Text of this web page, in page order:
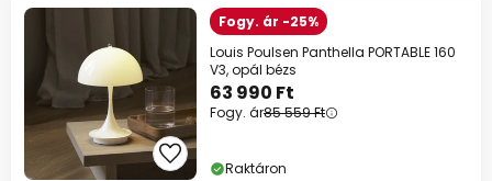
Fogy. ár -25%
Louis Poulsen Panthella PORTABLE 160
V3, opál bézs
63 990 Ft
Fogy. ár85 559 Ft
Raktáron